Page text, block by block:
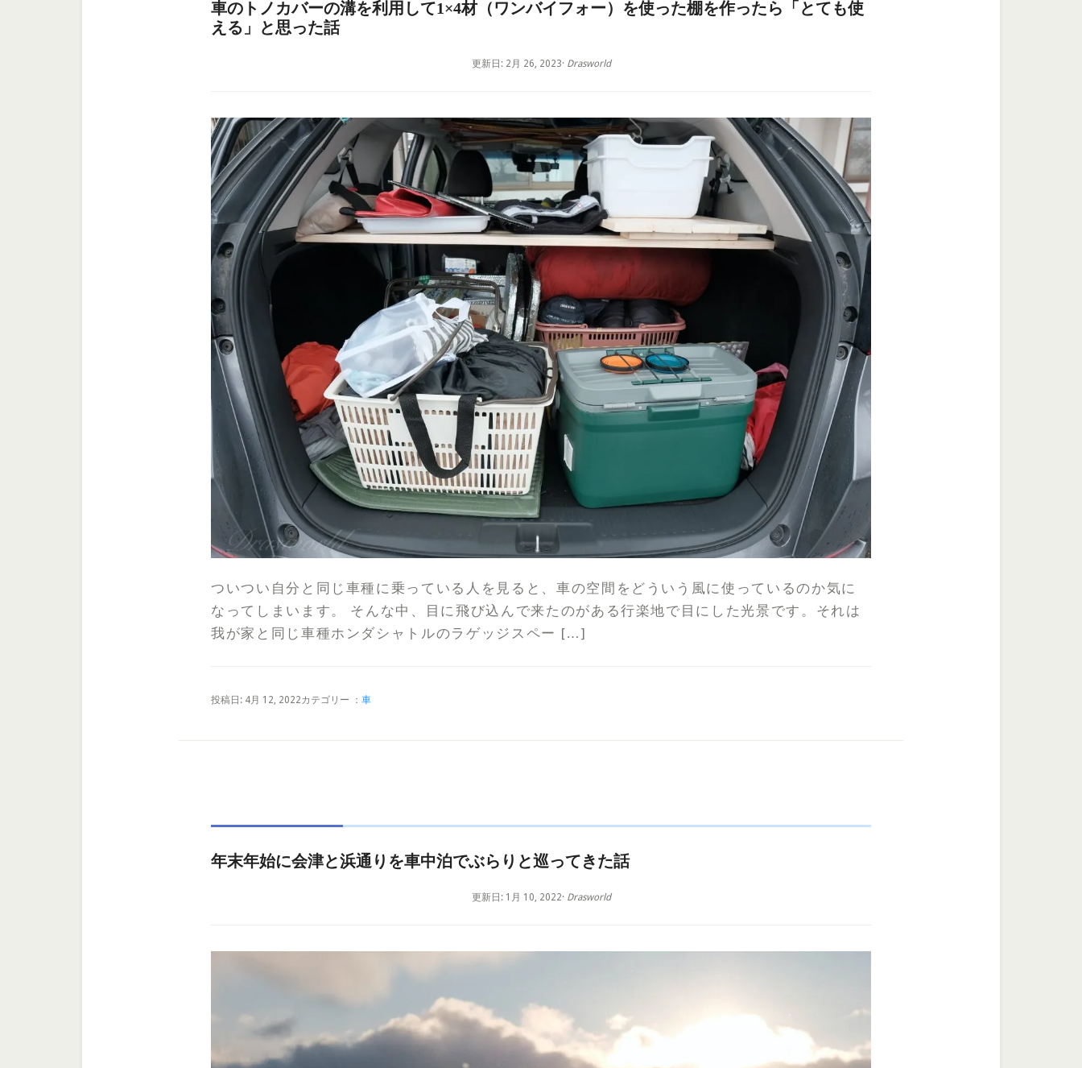
車のトノカバーの溝を利用して1×4材（ワンバイフォー）を使った棚を作ったら「とても使
える」と思った話
更新日: 2月 26, 2023· Drasworld
ついつい自分と同じ車種に乗っている人を見ると、車の空間をどういう風に使っているのか気に
なってしまいます。 そんな中、目に飛び込んで来たのがある行楽地で目にした光景です。それは
我が家と同じ車種ホンダシャトルのラゲッジスペー […]
投稿日: 4月 12, 2022カテゴリー ： 車
年末年始に会津と浜通りを車中泊でぶらりと巡ってきた話
更新日: 1月 10, 2022· Drasworld